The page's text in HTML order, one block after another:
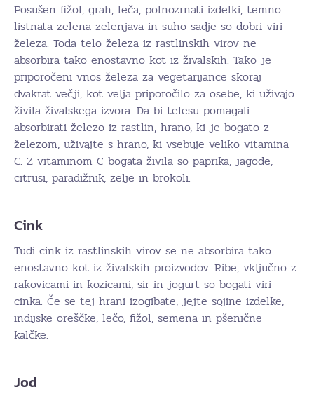
Posušen fižol, grah, leča, polnozrnati izdelki, temno
listnata zelena zelenjava in suho sadje so dobri viri
železa. Toda telo železa iz rastlinskih virov ne
absorbira tako enostavno kot iz živalskih. Tako je
priporočeni vnos železa za vegetarijance skoraj
dvakrat večji, kot velja priporočilo za osebe, ki uživajo
živila živalskega izvora. Da bi telesu pomagali
absorbirati železo iz rastlin, hrano, ki je bogato z
železom, uživajte s hrano, ki vsebuje veliko vitamina
C. Z vitaminom C bogata živila so paprika, jagode,
citrusi, paradižnik, zelje in brokoli.
Cink
Tudi cink iz rastlinskih virov se ne absorbira tako
enostavno kot iz živalskih proizvodov. Ribe, vključno z
rakovicami in kozicami, sir in jogurt so bogati viri
cinka. Če se tej hrani izogibate, jejte sojine izdelke,
indijske oreščke, lečo, fižol, semena in pšenične
kalčke.
Jod